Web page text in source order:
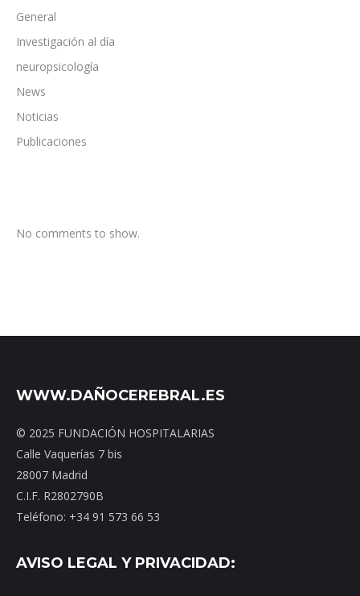
General
Investigación al día
neuropsicología
News
Noticias
Publicaciones
No comments to show.
WWW.DAÑOCEREBRAL.ES
© 2025 FUNDACIÓN HOSPITALARIAS
Calle Vaquerías 7 bis
28007 Madrid
C.I.F. R2802790B
Teléfono: +34 91 573 66 53
AVISO LEGAL Y PRIVACIDAD: